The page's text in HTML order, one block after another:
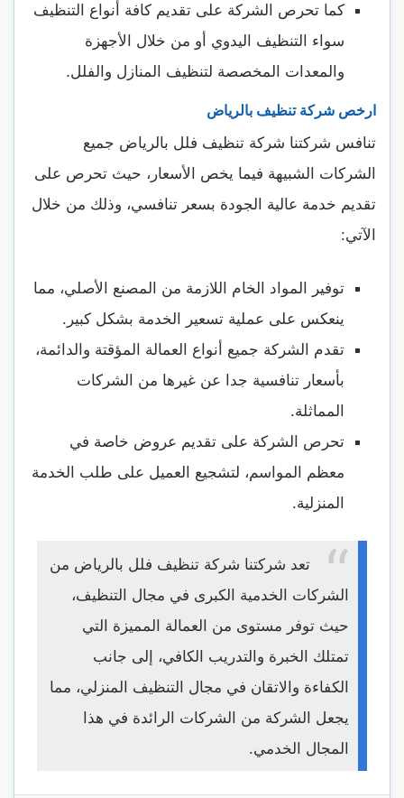
كما تحرص الشركة على تقديم كافة أنواع التنظيف
سواء التنظيف اليدوي أو من خلال الأجهزة
والمعدات المخصصة لتنظيف المنازل والفلل.
ارخص شركة تنظيف بالرياض
تنافس شركتنا شركة تنظيف فلل بالرياض جميع
الشركات الشبيهة فيما يخص الأسعار، حيث تحرص على
تقديم خدمة عالية الجودة بسعر تنافسي، وذلك من خلال
الآتي:
توفير المواد الخام اللازمة من المصنع الأصلي، مما
ينعكس على عملية تسعير الخدمة بشكل كبير.
تقدم الشركة جميع أنواع العمالة المؤقتة والدائمة،
بأسعار تنافسية جدا عن غيرها من الشركات
المماثلة.
تحرص الشركة على تقديم عروض خاصة في
معظم المواسم، لتشجيع العميل على طلب الخدمة
المنزلية.
تعد شركتنا شركة تنظيف فلل بالرياض من
الشركات الخدمية الكبرى في مجال التنظيف،
حيث توفر مستوى من العمالة المميزة التي
تمتلك الخبرة والتدريب الكافي، إلى جانب
الكفاءة والاتقان في مجال التنظيف المنزلي، مما
يجعل الشركة من الشركات الرائدة في هذا
المجال الخدمي.